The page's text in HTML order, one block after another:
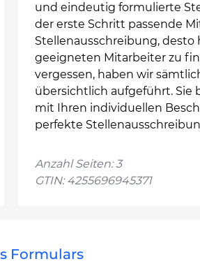
und eindeutig formulierte
der erste Schritt passende
Stellenausschreibung, desto
geeigneten Mitarbeiter zu
vergessen, haben wir
übersichtlich aufgeführt. Sie
mit Ihren individuellen
perfekte
Anzahl Seiten: 3
GTIN: 4255696945371
Formulars